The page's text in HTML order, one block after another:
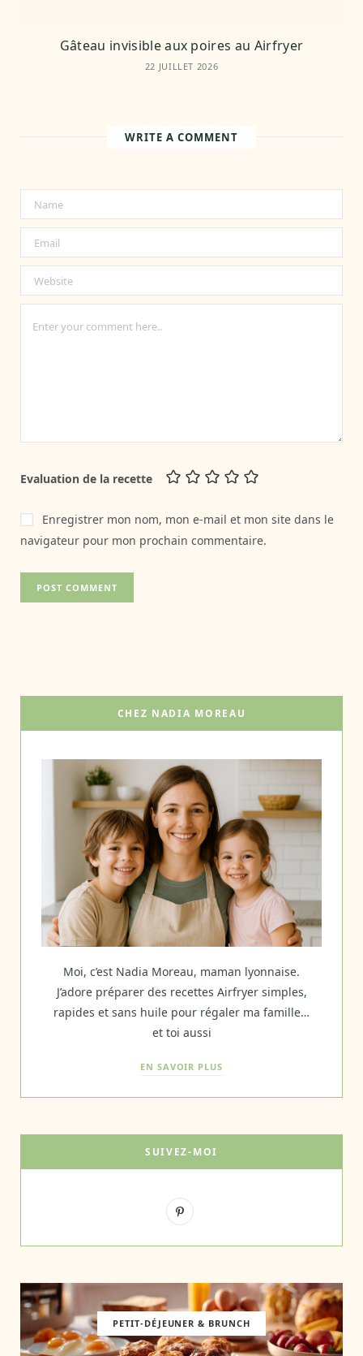
Gâteau invisible aux poires au Airfryer
22 JUILLET 2026
WRITE A COMMENT
Evaluation de la recette
Enregistrer mon nom, mon e-mail et mon site dans le
navigateur pour mon prochain commentaire.
CHEZ NADIA MOREAU
Moi, c’est Nadia Moreau, maman lyonnaise.
J’adore préparer des recettes Airfryer simples,
rapides et sans huile pour régaler ma famille…
et toi aussi
EN SAVOIR PLUS
SUIVEZ-MOI
P
e
r
PETIT-DÉJEUNER & BRUNCH